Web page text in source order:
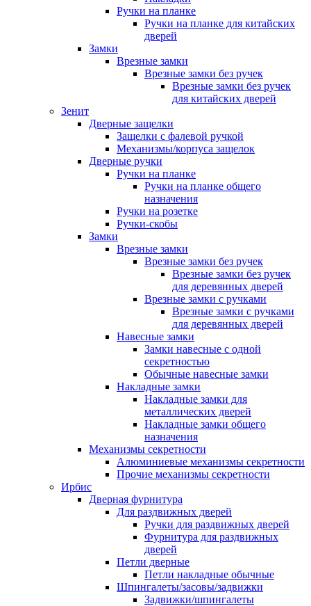
Ручки на планке
Ручки на планке для китайских
дверей
Замки
Врезные замки
Врезные замки без ручек
Врезные замки без ручек
для китайских дверей
Зенит
Дверные защелки
Защелки с фалевой ручкой
Механизмы/корпуса защелок
Дверные ручки
Ручки на планке
Ручки на планке общего
назначения
Ручки на розетке
Ручки-скобы
Замки
Врезные замки
Врезные замки без ручек
Врезные замки без ручек
для деревянных дверей
Врезные замки с ручками
Врезные замки с ручками
для деревянных дверей
Навесные замки
Замки навесные с одной
секретностью
Обычные навесные замки
Накладные замки
Накладные замки для
металлических дверей
Накладные замки общего
назначения
Механизмы секретности
Алюминиевые механизмы секретности
Прочие механизмы секретности
Ирбис
Дверная фурнитура
Для раздвижных дверей
Ручки для раздвижных дверей
Фурнитура для раздвижных
дверей
Петли дверные
Петли накладные обычные
Шпингалеты/засовы/задвижки
Задвижки/шпингалеты